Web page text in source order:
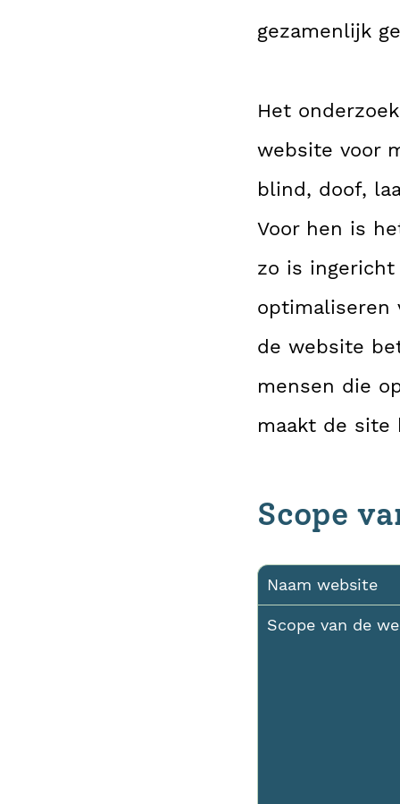
gezamenlijk
Het
website voor
blind, doof,
Voor hen is
zo is
optimaliseren
de website
mensen die
maakt de site
Scope
Naam website
Scope van de